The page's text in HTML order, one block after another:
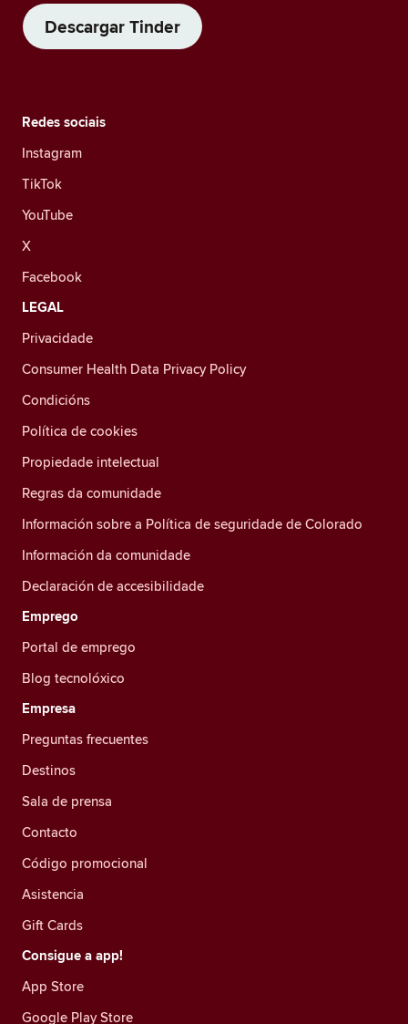
Descargar Tinder
Redes sociais
Instagram
TikTok
YouTube
X
Facebook
LEGAL
Privacidade
Consumer Health Data Privacy Policy
Condicións
Política de cookies
Propiedade intelectual
Regras da comunidade
Información sobre a Política de seguridade de Colorado
Información da comunidade
Declaración de accesibilidade
Emprego
Portal de emprego
Blog tecnolóxico
Empresa
Preguntas frecuentes
Destinos
Sala de prensa
Contacto
Código promocional
Asistencia
Gift Cards
Consigue a app!
App Store
Google Play Store